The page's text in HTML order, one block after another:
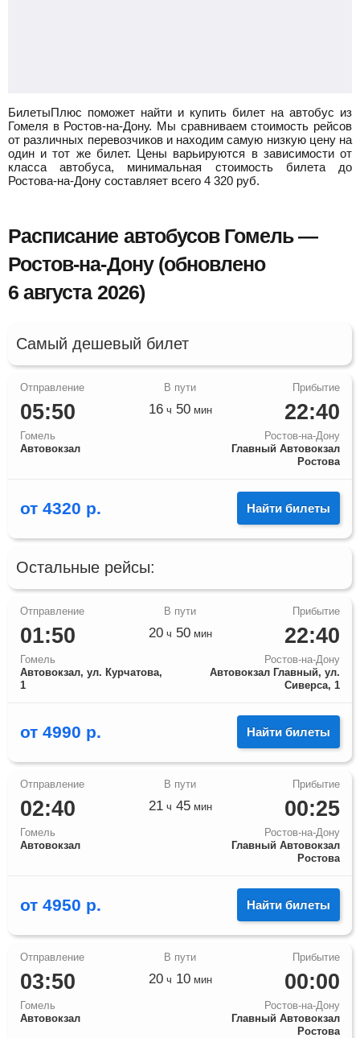
БилетыПлюс поможет найти и купить билет на автобус из
Гомеля в Ростов-на-Дону. Мы сравниваем стоимость рейсов
от различных перевозчиков и находим самую низкую цену на
один и тот же билет. Цены варьируются в зависимости от
класса автобуса, минимальная стоимость билета до
Ростова-на-Дону составляет всего 4 320 руб.
Расписание автобусов Гомель —
Ростов-на-Дону (обновлено
6 августа 2026)
Самый дешевый билет
05:50
Гомель
Автовокзал
22:40
Ростов-на-Дону
Главный Автовокзал
Ростова
16ч 50мин
от 4320 р. Найти билеты
Остальные рейсы:
01:50
Гомель
Автовокзал, ул. Курчатова,
1
22:40
Ростов-на-Дону
Автовокзал Главный, ул.
Сиверса, 1
20ч 50мин
от 4990 р. Найти билеты
02:40
Гомель
Автовокзал
00:25
Ростов-на-Дону
Главный Автовокзал
Ростова
21ч 45мин
от 4950 р. Найти билеты
03:50
Гомель
Автовокзал
00:00
Ростов-на-Дону
Главный Автовокзал
Ростова
20ч 10мин